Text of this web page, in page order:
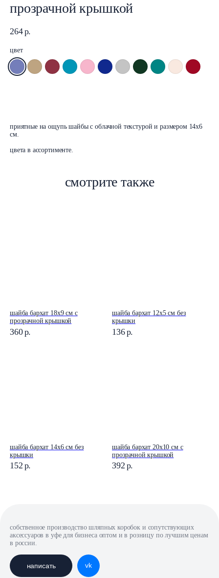
прозрачной крышкой
264р.
цвет
приятные на ощупь шайбы с облачной текстурой и размером 14x6
см.
цвета в ассортименте.
смотрите также
шайба бархат 18x9 см с
прозрачной крышкой
360р.
шайба бархат 12x5 см без
крышки
136р.
шайба бархат 14x6 см без
крышки
152 р.
шайба бархат 20x10 см с
прозрачной крышкой
392 р.
собственное производство шляпных коробок и сопутствующих
аксессуаров в уфе для бизнеса оптом и в розницу по лучшим ценам
в россии.
vk
написать